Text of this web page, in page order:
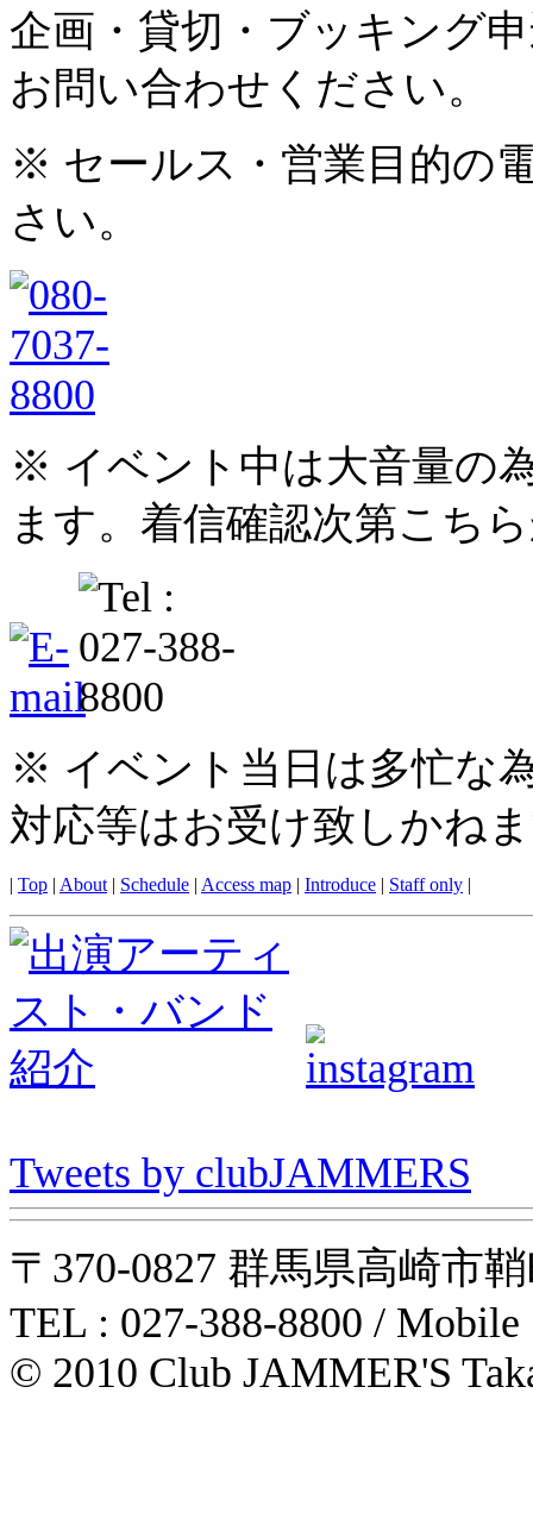
企画・貸切・ブッキング
お問い合わせください。
※ セールス・営業目的の
さい。
※ イベント中は大音量の
ます。着信確認次第こち
※ イベント当日は多忙な
対応等はお受け致しかね
| Top | About | Schedule | Access map | Introduce | Staff only |
Tweets by clubJAMMERS
〒370-0827 群馬県高崎市
TEL : 027-388-8800 / Mobile
© 2010 Club JAMMER'S